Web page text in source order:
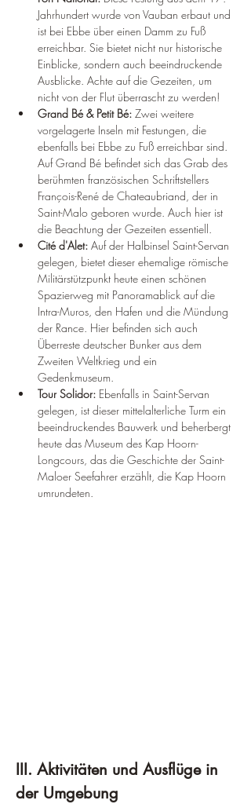
Jahrhundert wurde von Vauban erbaut und
ist bei Ebbe über einen Damm zu Fuß
erreichbar. Sie bietet nicht nur historische
Einblicke, sondern auch beeindruckende
Ausblicke. Achte auf die Gezeiten, um
nicht von der Flut überrascht zu werden!
Grand Bé & Petit Bé: Zwei weitere
vorgelagerte Inseln mit Festungen, die
ebenfalls bei Ebbe zu Fuß erreichbar sind.
Auf Grand Bé befindet sich das Grab des
berühmten französischen Schriftstellers
François-René de Chateaubriand, der in
Saint-Malo geboren wurde. Auch hier ist
die Beachtung der Gezeiten essentiell.
Cité d'Alet: Auf der Halbinsel Saint-Servan
gelegen, bietet dieser ehemalige römische
Militärstützpunkt heute einen schönen
Spazierweg mit Panoramablick auf die
Intra-Muros, den Hafen und die Mündung
der Rance. Hier befinden sich auch
Überreste deutscher Bunker aus dem
Zweiten Weltkrieg und ein
Gedenkmuseum.
Tour Solidor: Ebenfalls in Saint-Servan
gelegen, ist dieser mittelalterliche Turm ein
beeindruckendes Bauwerk und beherbergt
heute das Museum des Kap Hoorn-
Longcours, das die Geschichte der Saint-
Maloer Seefahrer erzählt, die Kap Hoorn
umrundeten.
III. Aktivitäten und Ausflüge in
der Umgebung